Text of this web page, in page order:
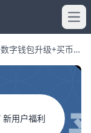
字钱包升级+买币
新用户福利